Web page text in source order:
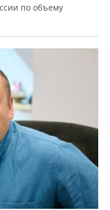
по объему